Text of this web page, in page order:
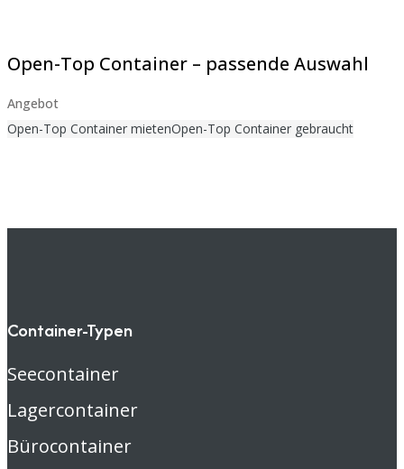
Open-Top Container – passende Auswahl
Angebot
Open-Top Container mietenOpen-Top Container gebraucht
Container-Typen
Seecontainer
Lagercontainer
Bürocontainer